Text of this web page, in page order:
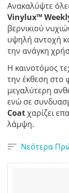
Ανακαλύψτε
Vinylux™
βερνικιού
υψηλή αντοχή
την ανάγκη
Η καινοτόμος
την έκθεση στο
μεγαλύτερη
ενώ σε
Coatχαρίζει
λάμψη.
Νεότερα